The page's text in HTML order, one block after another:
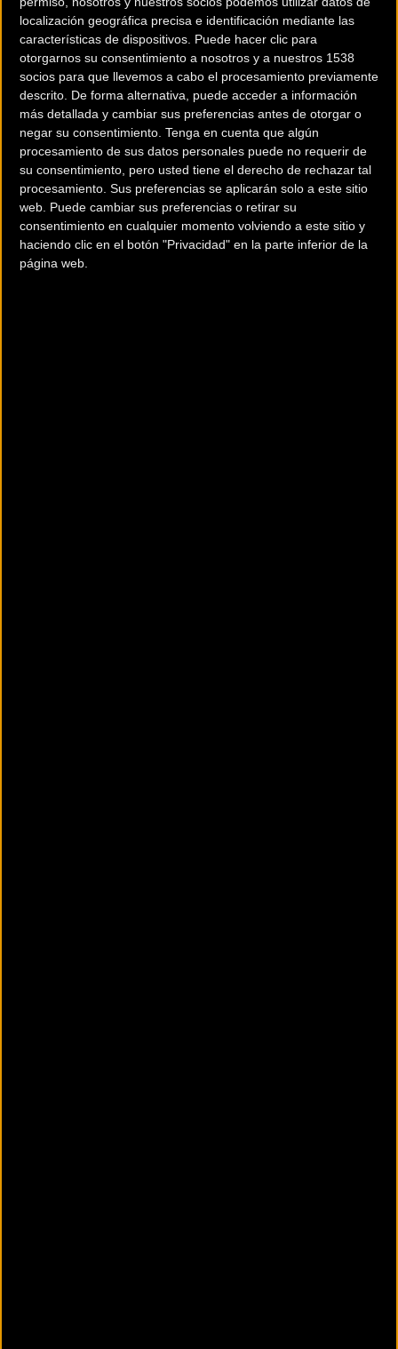
localización geográfica precisa e identificación mediante las
características de dispositivos. Puede hacer clic para
otorgarnos su consentimiento a nosotros y a nuestros 1538
socios para que llevemos a cabo el procesamiento previamente
descrito. De forma alternativa, puede acceder a información
más detallada y cambiar sus preferencias antes de otorgar o
negar su consentimiento. Tenga en cuenta que algún
procesamiento de sus datos personales puede no requerir de
su consentimiento, pero usted tiene el derecho de rechazar tal
procesamiento. Sus preferencias se aplicarán solo a este sitio
web. Puede cambiar sus preferencias o retirar su
consentimiento en cualquier momento volviendo a este sitio y
haciendo clic en el botón "Privacidad" en la parte inferior de la
página web.
CUBE ACID HYBRID ONE 400 29
(2018)
ELÉCTRICAS - MTB RÍGIDAS
1.799
La CUBE Acid Hybrid ONE es tu pasaporte a un nuevo mundo de aventura
off-road. Con un nuevo y elegante diseño del cuadro, una unidad motriz
Bos...